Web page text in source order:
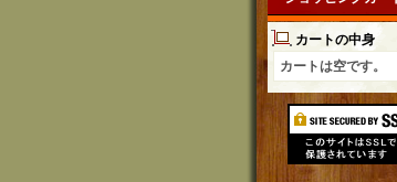
カートの中身
カートは空です。